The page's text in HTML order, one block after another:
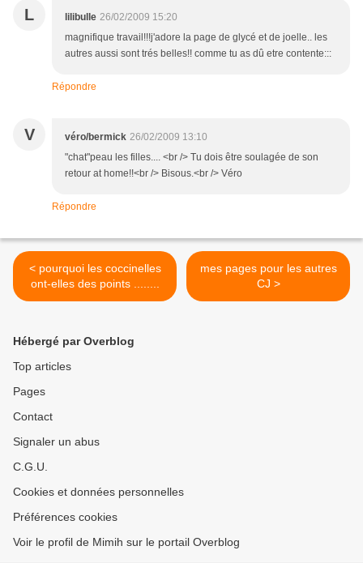
L lilibulle 26/02/2009 15:20
magnifique travail!!!j'adore la page de glycé et de joelle.. les
autres aussi sont trés belles!! comme tu as dû etre contente:::
Répondre
V véro/bermick 26/02/2009 13:10
"chat"peau les filles.... <br /> Tu dois être soulagée de son
retour at home!!<br /> Bisous.<br /> Véro
Répondre
< pourquoi les coccinelles
ont-elles des points ........
mes pages pour les autres
CJ >
Hébergé par Overblog
Top articles
Pages
Contact
Signaler un abus
C.G.U.
Cookies et données personnelles
Préférences cookies
Voir le profil de Mimih sur le portail Overblog